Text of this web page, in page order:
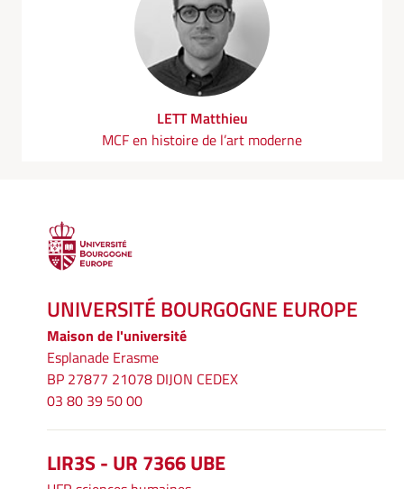
LETT Matthieu
MCF en histoire de l’art moderne
UNIVERSITÉ BOURGOGNE EUROPE
Maison de l'université
Esplanade Erasme
BP 27877 21078 DIJON CEDEX
03 80 39 50 00
LIR3S - UR 7366 UBE